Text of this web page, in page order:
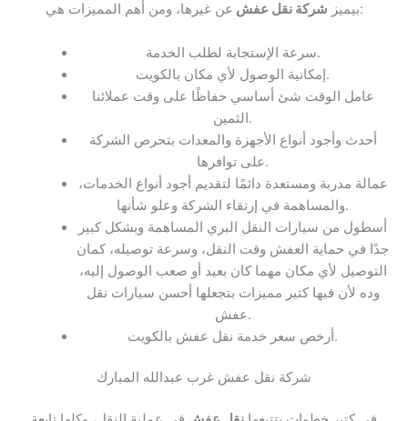
بيميز شركة نقل عفش عن غيرها، ومن أهم المميزات هي:
سرعة الإستجابة لطلب الخدمة.
إمكانية الوصول لأي مكان بالكويت.
عامل الوقت شئ أساسي حفاظًا على وقت عملائنا
الثمين.
أحدث وأجود أنواع الأجهزة والمعدات بتحرص الشركة
على توافرها.
عمالة مدربة ومستعدة دائمًا لتقديم أجود أنواع الخدمات،
والمساهمة في إرتقاء الشركة وعلو شأنها.
أسطول من سيارات النقل البري المساهمة وبشكل كبير
جدًا في حماية العفش وقت النقل، وسرعة توصيله، كمان
التوصيل لأي مكان مهما كان بعيد أو صعب الوصول إليه،
وده لأن فيها كتير مميزات بتجعلها أحسن سيارات نقل
عفش.
أرخص سعر خدمة نقل عفش بالكويت.
شركة نقل عفش غرب عبدالله المبارك